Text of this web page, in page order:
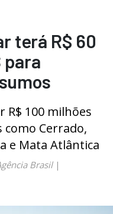
terá R$ 60
para
R$ 100 milhões
Cerrado,
e Mata Atlântica
Brasil|